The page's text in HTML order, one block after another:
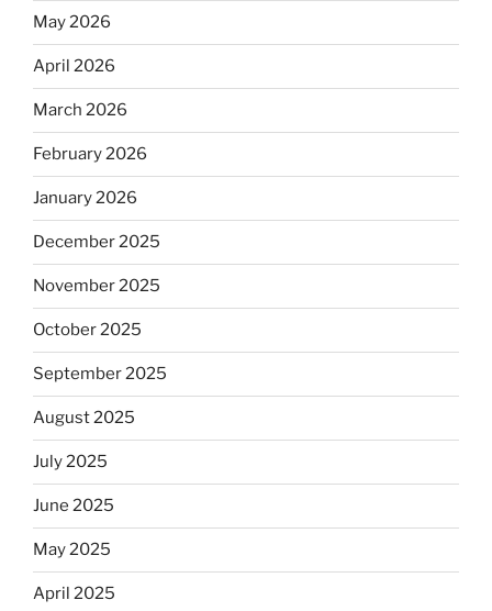
May 2026
April 2026
March 2026
February 2026
January 2026
December 2025
November 2025
October 2025
September 2025
August 2025
July 2025
June 2025
May 2025
April 2025